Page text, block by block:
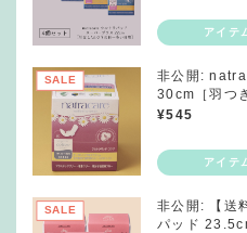
SALE
非公開:
30cm［羽つ
¥545
SALE
非公開: 【送
パッド